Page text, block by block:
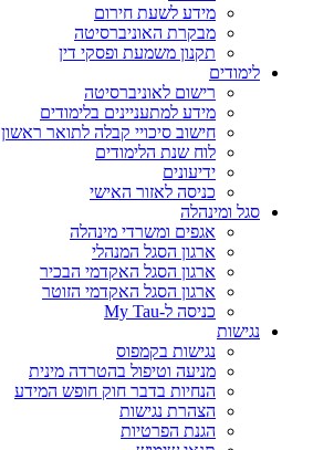
מידע לשעת חירום
מבקרת האוניברסיטה
תקנון משמעת ופסקי דין
לימודים
רישום לאוניברסיטה
מידע למתעניינים בלימודים
חישוב סיכויי קבלה לתואר ראשון
לוח שנת הלימודים
ידיעונים
כניסה לאזור האישי
סגל ומינהלה
אגפים ומשרדי מינהלה
ארגון הסגל המנהלי
ארגון הסגל האקדמי הבכיר
ארגון הסגל האקדמי הזוטר
כניסה ל-My Tau
נגישות
נגישות בקמפוס
מניעה וטיפול בהטרדה מינית
הנחיות בדבר חוק חופש המידע
הצהרת נגישות
הגנת הפרטיות